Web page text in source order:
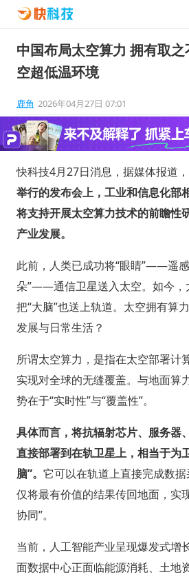
中国布局太空算力 拥有取
空超低温环境
鹿角 2026年04月27日 07:01
快科技4月27日消息，据媒体报道，
举行的发布会上，工业和信息化部
将支持开展太空算力技术的前瞻性
产业发展。
此前，人类已成功将“眼睛”——遥
朵”——通信卫星送入太空。如今，
把“大脑”也送上轨道。太空拥有算
发展与日常生活？
所谓太空算力，是指在太空部署计
实现对全球的无缝覆盖。与地面算
势在于“实时性”与“覆盖性”。
具体而言，将抗辐射芯片、服务器
直接部署到在轨卫星上，相当于为
脑”。 它可以在轨道上直接完成数据
仅将最有价值的结果传回地面，实
协同”。
当前，人工智能产业呈现爆发式增
面数据中心正面临能源消耗、土地